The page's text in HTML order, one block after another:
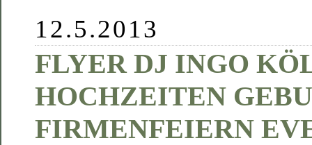
12.5.2013
FLYER DJ INGO
HOCHZEITEN
FIRMENFEIERN